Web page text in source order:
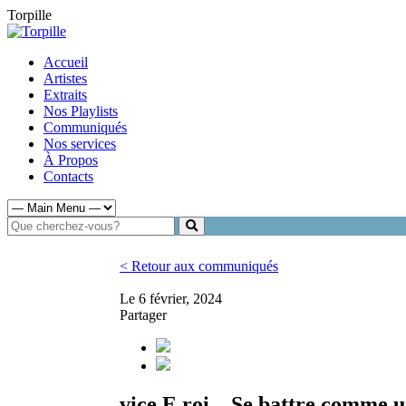
Torpille
Accueil
Artistes
Extraits
Nos Playlists
Communiqués
Nos services
À Propos
Contacts
< Retour aux communiqués
Le 6 février, 2024
Partager